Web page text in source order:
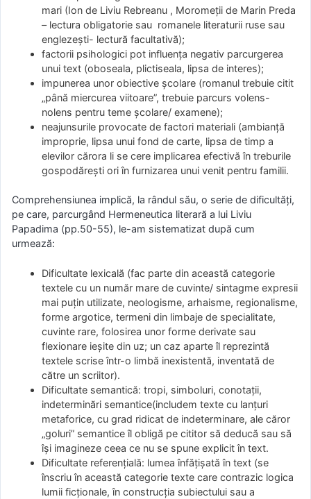
mari (Ion de Liviu Rebreanu , Moromeții de Marin Preda
– lectura obligatorie sau romanele literaturii ruse sau
englezești- lectură facultativă);
factorii psihologici pot influenţa negativ parcurgerea
unui text (oboseala, plictiseala, lipsa de interes);
impunerea unor obiective şcolare (romanul trebuie citit
„până miercurea viitoare”, trebuie parcurs volens-
nolens pentru teme şcolare/ examene);
neajunsurile provocate de factori materiali (ambianţă
improprie, lipsa unui fond de carte, lipsa de timp a
elevilor cărora li se cere implicarea efectivă în treburile
gospodăreşti ori în furnizarea unui venit pentru familii.
Comprehensiunea implică, la rândul său, o serie de dificultăţi,
pe care, parcurgând Hermeneutica literară a lui Liviu
Papadima (pp.50-55), le-am sistematizat după cum
urmează:
Dificultate lexicală (fac parte din această categorie
textele cu un număr mare de cuvinte/ sintagme expresii
mai puţin utilizate, neologisme, arhaisme, regionalisme,
forme argotice, termeni din limbaje de specialitate,
cuvinte rare, folosirea unor forme derivate sau
flexionare ieşite din uz; un caz aparte îl reprezintă
textele scrise într-o limbă inexistentă, inventată de
către un scriitor).
Dificultate semantică: tropi, simboluri, conotaţii,
indeterminări semantice(includem texte cu lanţuri
metaforice, cu grad ridicat de indeterminare, ale căror
„goluri” semantice îl obligă pe cititor să deducă sau să
îşi imagineze ceea ce nu se spune explicit în text.
Dificultate referenţială: lumea înfăţişată în text (se
înscriu în această categorie texte care contrazic logica
lumii ficţionale, în construcţia subiectului sau a